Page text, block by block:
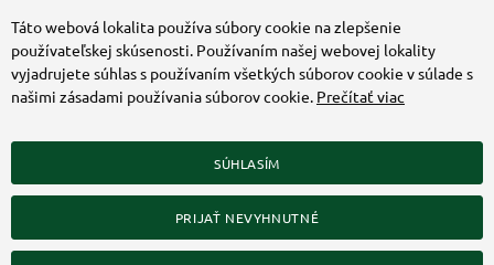
ZÍSKAJTE VIAC O COMMANDO.SK
Táto webová lokalita používa súbory cookie na zlepšenie
používateľskej skúsenosti. Používaním našej webovej lokality
vyjadrujete súhlas s používaním všetkých súborov cookie v súlade s
našimi zásadami používania súborov cookie. Prečítať viac
SÚHLASÍM
PRIJAŤ NEVYHNUTNÉ